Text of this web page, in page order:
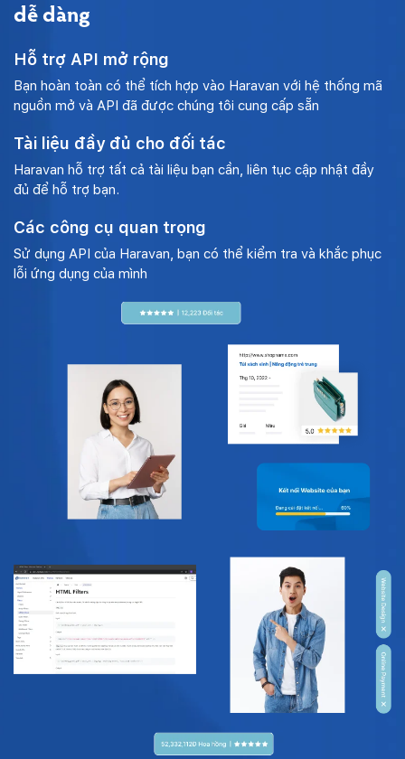
dễ dàng
Hỗ trợ API mở rộng
Bạn hoàn toàn có thể tích hợp vào Haravan với hệ thống mã
nguồn mở và API đã được chúng tôi cung cấp sẵn
Tài liệu đầy đủ cho đối tác
Haravan hỗ trợ tất cả tài liệu bạn cần, liên tục cập nhật đầy
đủ để hỗ trợ bạn.
Các công cụ quan trọng
Sử dụng API của Haravan, bạn có thể kiểm tra và khắc phục
lỗi ứng dụng của mình